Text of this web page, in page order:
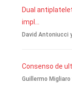
Dual
impl...
David Antoniucci
Consenso de
Guillermo Migliaro